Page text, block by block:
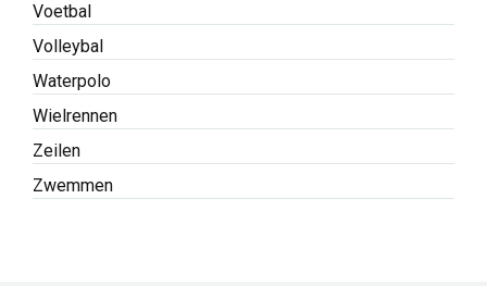
Voetbal
Volleybal
Waterpolo
Wielrennen
Zeilen
Zwemmen